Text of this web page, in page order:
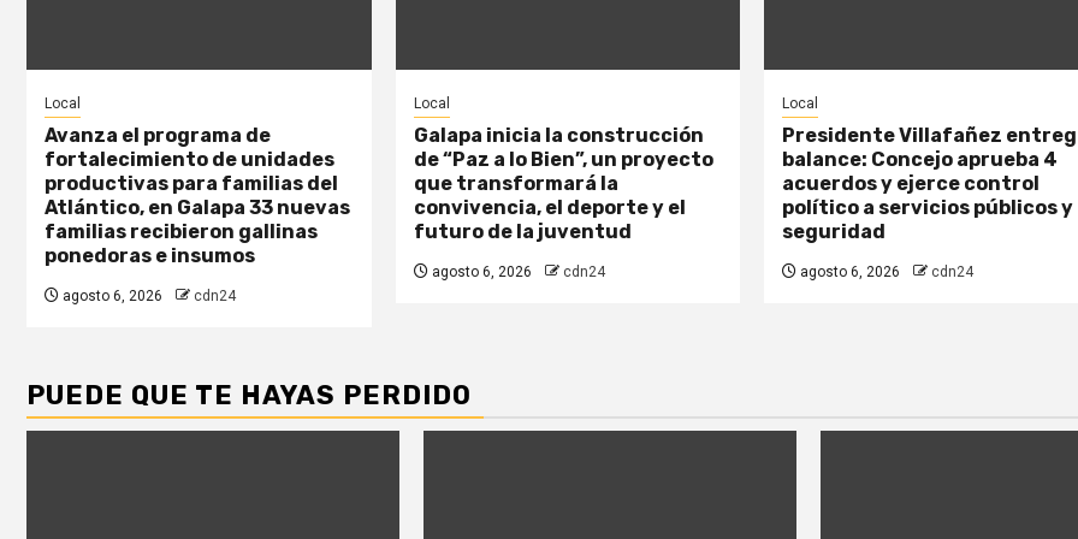
Local
Avanza el programa de
fortalecimiento de unidades
productivas para familias del
Atlántico, en Galapa 33 nuevas
familias recibieron gallinas
ponedoras e insumos
agosto 6, 2026 cdn24
Local
Galapa inicia la construcción
de “Paz a lo Bien”, un proyecto
que transformará la
convivencia, el deporte y el
futuro de la juventud
agosto 6, 2026 cdn24
Local
Presidente Villafañez
balance: Concejo aprueba 4
acuerdos y ejerce control
político a servicios públicos y
seguridad
agosto 6, 2026 cdn24
PUEDE QUE TE HAYAS PERDIDO